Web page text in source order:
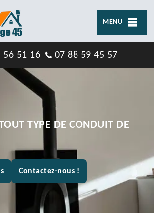
MENU
51 16 07 88 59 45 57
TYPE DE CONDUIT DE
Contactez-nous !